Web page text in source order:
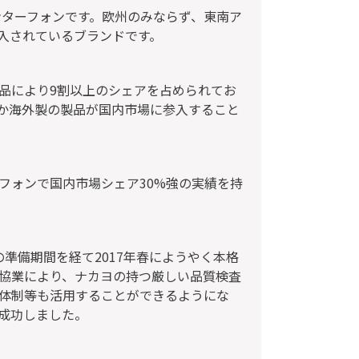
ーフォンです。欧州のみならず、東南ア
れているブランドです。
により9割以上のシェアを占められてお
外製の製品が国内市場に参入すること
ンで国内市場シェア30%強の実績を持
備期間を経て2017年春にようやく本格
業により、ナカヨの持つ厳しい品質検査
制等も活用することができるようにな
しました。